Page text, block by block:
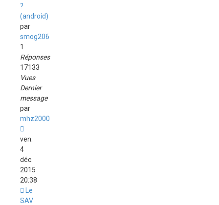
?
(android)
par
smog206
1
Réponses
17133
Vues
Dernier
message
par
mhz2000
ven.
4
déc.
2015
20:38
Le
SAV